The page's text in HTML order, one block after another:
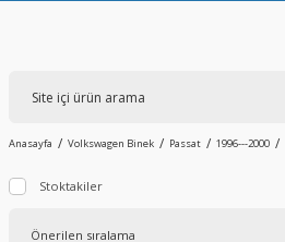
Anasayfa Volkswagen Binek Passat 1996---2000
Stoktakiler